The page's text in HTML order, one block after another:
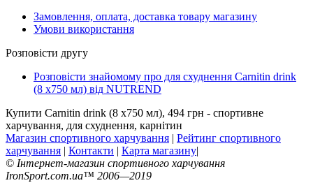
Замовлення, оплата, доставка товару магазину
Умови використання
Розповісти другу
Розповісти знайомому про для схуднення Carnitin drink
(8 x750 мл) від NUTREND
Купити Carnitin drink (8 x750 мл), 494 грн - спортивне
харчування, для схуднення, карнітин
Магазин спортивного харчування | Рейтинг спортивного
харчування | Контакти | Карта магазину|
© Інтернет-магазин спортивного харчування
IronSport.com.ua™ 2006—2019